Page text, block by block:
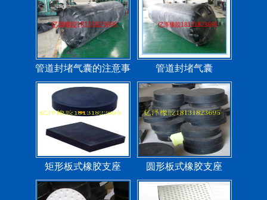
管道封堵气囊的注意事
项
管道封堵气囊
矩形板式橡胶支座 圆形板式橡胶支座